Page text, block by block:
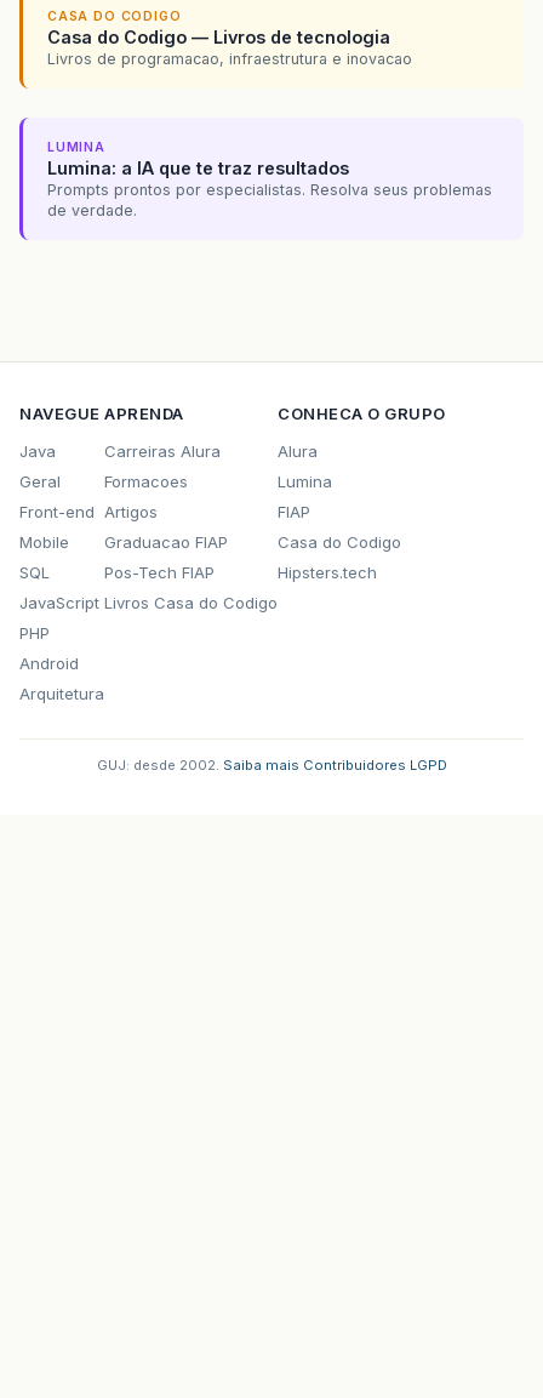
CASA DO CODIGO
Casa do Codigo — Livros de tecnologia
Livros de programacao, infraestrutura e inovacao
LUMINA
Lumina: a IA que te traz resultados
Prompts prontos por especialistas. Resolva seus problemas
de verdade.
NAVEGUE
Java
Geral
Front-end
Mobile
SQL
JavaScript
PHP
Android
Arquitetura
APRENDA
Carreiras Alura
Formacoes
Artigos
Graduacao FIAP
Pos-Tech FIAP
Livros Casa do Codigo
CONHECA O GRUPO
Alura
Lumina
FIAP
Casa do Codigo
Hipsters.tech
GUJ: desde 2002. Saiba mais Contribuidores LGPD